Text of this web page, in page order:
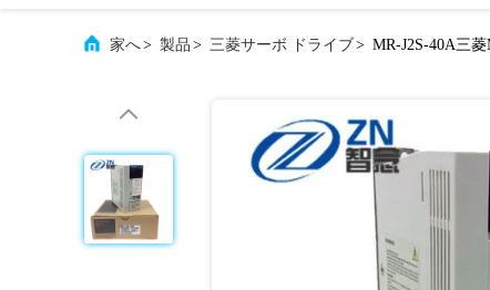
家へ> 製品 > 三菱サーボ ドライブ > MR-J2S-40A三